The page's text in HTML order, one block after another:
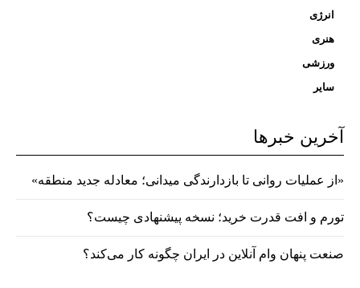
انرژی
هنری
ورزشی
سایر
آخرین خبرها
«از عملیات روانی تا بازدارندگی میدانی؛ معادله جدید منطقه»
تورم و افت قدرت خرید؛ نسخه پیشنهادی چیست؟
صنعت پنهان وام آنلاین در ایران چگونه کار می‌کند؟